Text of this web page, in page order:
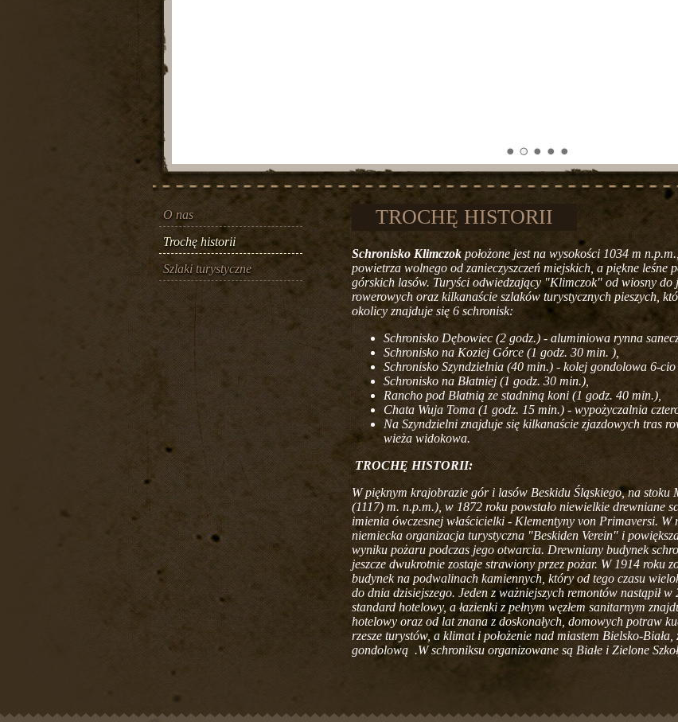
O nas
Trochę historii
Szlaki turystyczne
TROCHĘ HISTORII
Schronisko Klimczok położone jest na wysokości 1034 m
powietrza wolnego od zanieczyszczeń miejskich, a piękne leśne
górskich lasów. Turyści odwiedzający "Klimczok" od wiosny do
rowerowych oraz kilkanaście szlaków turystycznych pieszych,
okolicy znajduje się 6 schronisk:
Schronisko Dębowiec (2 godz.) - aluminiowa rynna
Schronisko na Koziej Górce (1 godz. 30 min. ),
Schronisko Szyndzielnia (40 min.) - kolej gondolowa 6-cio
Schronisko na Błatniej (1 godz. 30 min.),
Rancho pod Błatnią ze stadniną koni (1 godz. 40 min.),
Chata Wuja Toma (1 godz. 15 min.) - wypożyczalnia
Na Szyndzielni znajduje się kilkanaście zjazdowych tras
wieża widokowa.
TROCHĘ HISTORII:
W pięknym krajobrazie gór i lasów Beskidu Śląskiego, na stoku
(1117) m. n.p.m.), w 1872 roku powstało niewielkie drewniane
imienia ówczesnej właścicielki - Klementyny von Primaversi.
niemiecka organizacja turystyczna "Beskiden Verein" i
wyniku pożaru podczas jego otwarcia. Drewniany budynek
jeszcze dwukrotnie zostaje strawiony przez pożar. W 1914 roku
budynek na podwalinach kamiennych, który od tego czasu
do dnia dzisiejszego. Jeden z ważniejszych remontów nastąpił
standard hotelowy, a łazienki z pełnym węzłem sanitarnym
hotelowy oraz od lat znana z doskonałych, domowych potraw
rzesze turystów, a klimat i położenie nad miastem Bielsko-
gondolową .W schroniksu organizowane są Białe i Zielone